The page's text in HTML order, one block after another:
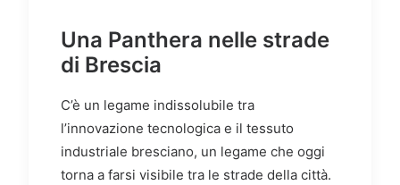
Una Panthera nelle strade
di Brescia
C’è un legame indissolubile tra
l’innovazione tecnologica e il tessuto
industriale bresciano, un legame che oggi
torna a farsi visibile tra le strade della città.